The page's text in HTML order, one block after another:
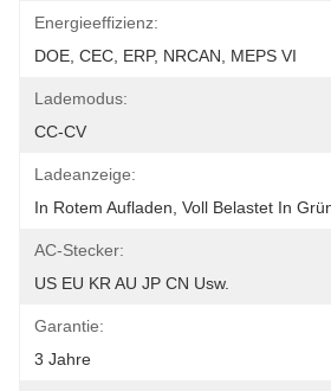
Energieeffizienz:
DOE, CEC, ERP, NRCAN, MEPS VI
Lademodus:
CC-CV
Ladeanzeige:
In Rotem Aufladen, Voll Belastet In
AC-Stecker:
US EU KR AU JP CN Usw.
Garantie:
3 Jahre